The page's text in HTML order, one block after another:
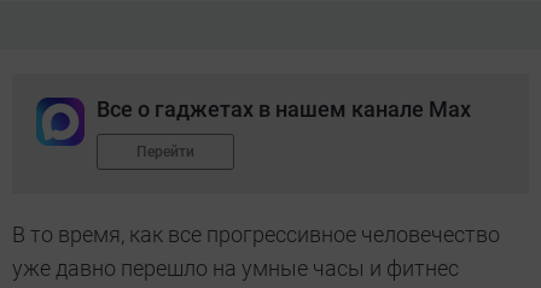
Все о гаджетах в нашем канале Max
Перейти
В то время, как все прогрессивное человечество
уже давно перешло на умные часы и фитнес